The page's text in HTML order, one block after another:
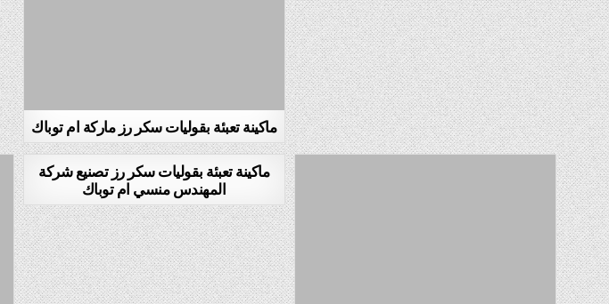
ماكينة تعبئة بقوليات سكر رز ماركة ام توباك
ماكينة تعبئة بقوليات سكر رز تصنيع شركة
المهندس منسي ام توباك